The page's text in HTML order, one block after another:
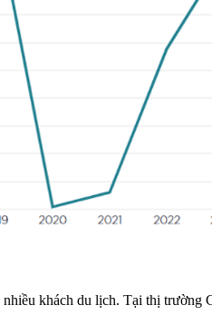
khách du lịch. Tại thị